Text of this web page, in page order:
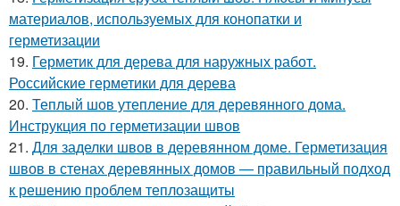
материалов, используемых для конопатки и
герметизации
19. Герметик для дерева для наружных работ.
Российские герметики для дерева
20. Теплый шов утепление для деревянного дома.
Инструкция по герметизации швов
21. Для заделки швов в деревянном доме. Герметизация
швов в стенах деревянных домов — правильный подход
к решению проблем теплозащиты